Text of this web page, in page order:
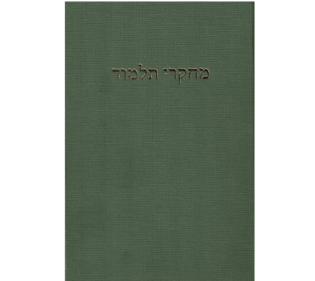
שלמה נאה יואב רוזנטל